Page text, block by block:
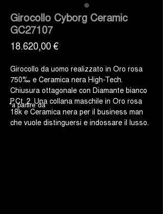
Girocollo Cyborg Ceramic
GC27107
18.620,00 €Prezzo
Girocollo da uomo realizzato in Oro rosa
750‰ e Ceramica nera High-Tech.
Chiusura ottagonale con Diamante bianco
P.Ct. 2. Una collana maschile in Oro rosa
18k e Ceramica nera per il business man
che vuole distinguersi e indossare il lusso.
*a partire da